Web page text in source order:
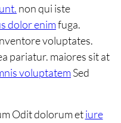
non qui iste
dolor enimfuga.
voluptates.
pariatur. maiores sit at
voluptatemSed
Odit dolorum etiure